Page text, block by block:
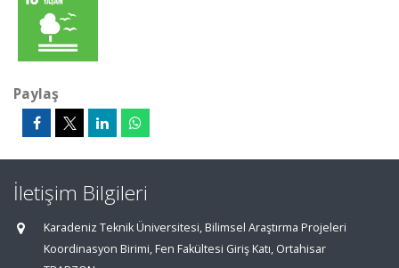
Paylaş
İletişim Bilgileri
Karadeniz Teknik Üniversitesi, Bilimsel Araştırma Projeleri
Koordinasyon Birimi, Fen Fakültesi Giriş Katı, Ortahisar